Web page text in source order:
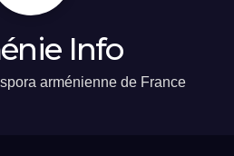
Info
arménienne de France